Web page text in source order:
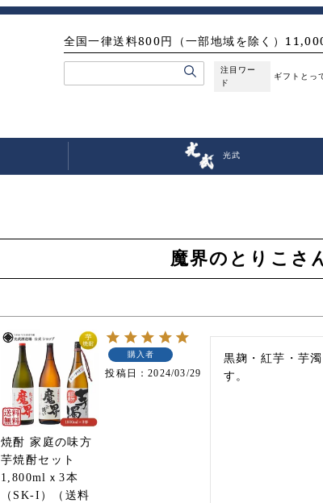
全国一律送料800円（一部地域を除く）
注目ワー
ド
ギフト とっ
光武
魔界のとりこさ
焼酎 家庭の味方
芋焼酎セット
1,800mlｘ3本
（SK-I）（送料
購入者
投稿日 2024/03/29
黒麹・紅芋・芋
す。